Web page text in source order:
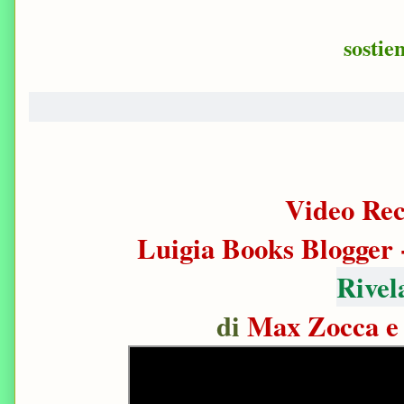
Video
Luigia Books
di Max Zocca